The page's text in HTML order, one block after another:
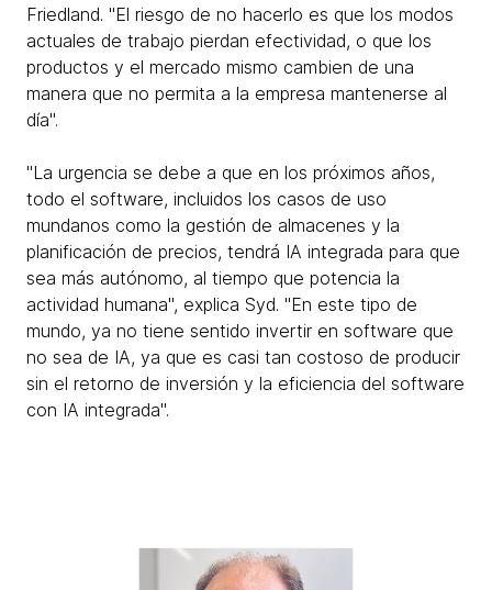
Friedland. "El riesgo de no hacerlo es que los modos
actuales de trabajo pierdan efectividad, o que los
productos y el mercado mismo cambien de una
manera que no permita a la empresa mantenerse al
día".
"La urgencia se debe a que en los próximos años,
todo el software, incluidos los casos de uso
mundanos como la gestión de almacenes y la
planificación de precios, tendrá IA integrada para que
sea más autónomo, al tiempo que potencia la
actividad humana", explica Syd. "En este tipo de
mundo, ya no tiene sentido invertir en software que
no sea de IA, ya que es casi tan costoso de producir
sin el retorno de inversión y la eficiencia del software
con IA integrada".